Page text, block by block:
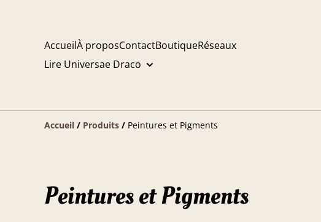
AccueilÀ proposContactBoutiqueRéseaux
Lire Universae Draco
Accueil / Produits / Peintures et Pigments
Peintures et Pigments